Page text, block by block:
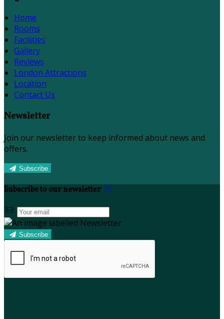
Home
Rooms
Facilities
Gallery
Reviews
London Attractions
Location
Contact Us
Newsletter
Join our newsletter to keep informed about news and
offers.
Subscribe
Subscribe to our newsletter
Subscribe